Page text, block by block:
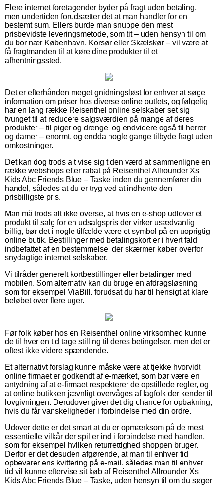
Flere internet foretagender byder på fragt uden betaling,
men undertiden forudsætter det at man handler for en
bestemt sum. Ellers burde man snuppe den mest
prisbevidste leveringsmetode, som tit – uden hensyn til om
du bor nær København, Korsør eller Skælskør – vil være at
få fragtmanden til at køre dine produkter til et
afhentningssted.
Det er efterhånden meget gnidningsløst for enhver at søge
information om priser hos diverse online outlets, og følgelig
har en lang række Reisenthel online selskaber set sig
tvunget til at reducere salgsværdien på mange af deres
produkter – til piger og drenge, og endvidere også til herrer
og damer – enormt, og endda nogle gange tilbyde fragt uden
omkostninger.
Det kan dog trods alt vise sig tiden værd at sammenligne en
række webshops efter rabat på Reisenthel Allrounder Xs
Kids Abc Friends Blue – Taske inden du gennemfører din
handel, således at du er tryg ved at indhente den
prisbilligste pris.
Man må trods alt ikke overse, at hvis en e-shop udlover et
produkt til salg for en udsalgspris der virker usædvanlig
billig, bør det i nogle tilfælde være et symbol på en uoprigtig
online butik. Bestillinger med betalingskort er i hvert fald
indbefattet af en bestemmelse, der skærmer køber overfor
snydagtige internet selskaber.
Vi tilråder generelt kortbestillinger eller betalinger med
mobilen. Som alternativ kan du bruge en afdragsløsning
som for eksempel ViaBill, forudsat du har til hensigt at klare
beløbet over flere uger.
Før folk køber hos en Reisenthel online virksomhed kunne
de til hver en tid tage stilling til deres betingelser, men det er
oftest ikke videre spændende.
Et alternativt forslag kunne måske være at tjekke hvorvidt
online firmaet er godkendt af e-mærket, som bør være en
antydning af at e-firmaet respekterer de opstillede regler, og
at online butikken jævnligt overvåges af fagfolk der kender til
lovgivningen. Derudover giver det dig chance for opbakning,
hvis du får vanskeligheder i forbindelse med din ordre.
Udover dette er det smart at du er opmærksom på de mest
essentielle vilkår der spiller ind i forbindelse med handlen,
som for eksempel hvilken returrettighed shoppen bruger.
Derfor er det desuden afgørende, at man til enhver tid
opbevarer ens kvittering på e-mail, således man til enhver
tid vil kunne eftervise sit køb af Reisenthel Allrounder Xs
Kids Abc Friends Blue – Taske, uden hensyn til om du søger